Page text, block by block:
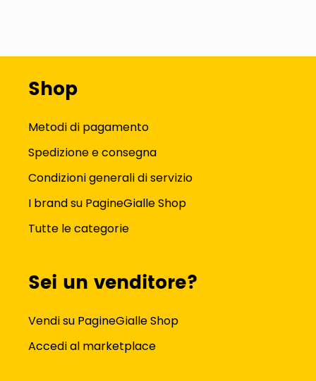
Shop
Metodi di pagamento
Spedizione e consegna
Condizioni generali di servizio
I brand su PagineGialle Shop
Tutte le categorie
Sei un venditore?
Vendi su PagineGialle Shop
Accedi al marketplace